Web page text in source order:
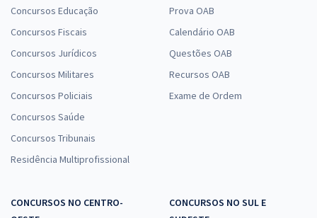
Concursos Educação
Concursos Fiscais
Concursos Jurídicos
Concursos Militares
Concursos Policiais
Concursos Saúde
Concursos Tribunais
Residência Multiprofissional
Prova OAB
Calendário OAB
Questões OAB
Recursos OAB
Exame de Ordem
CONCURSOS NO CENTRO-
CONCURSOS NO SUL E